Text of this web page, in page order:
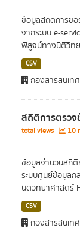
ข้อมูลสถิติการขอ
จากระบบ e-
พิสูจน์ทางนิติวิทย
CSV
กองสารสนเท
สถิติการตรว
total views
10
ข้อมูลจำนวนสถิ
ระบบศูนย์ข้อมูลก
นิติวิทยาศาสตร์
CSV
กองสารสนเท